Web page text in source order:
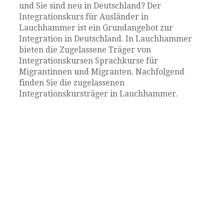
und Sie sind neu in Deutschland? Der
Integrationskurs für Ausländer in
Lauchhammer ist ein Grundangebot zur
Integration in Deutschland. In Lauchhammer
bieten die Zugelassene Träger von
Integrationskursen Sprachkurse für
Migrantinnen und Migranten. Nachfolgend
finden Sie die zugelassenen
Integrationskursträger in Lauchhammer.